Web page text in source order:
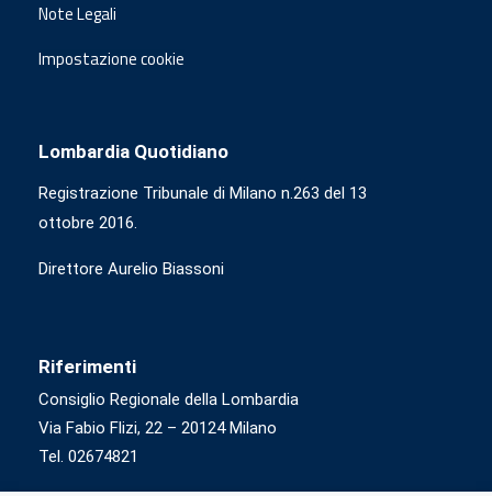
Note Legali
Impostazione cookie
Lombardia Quotidiano
Registrazione Tribunale di Milano n.263 del 13
ottobre 2016.
Direttore Aurelio Biassoni
Riferimenti
Consiglio Regionale della Lombardia
Via Fabio Flizi, 22 – 20124 Milano
Tel. 02674821